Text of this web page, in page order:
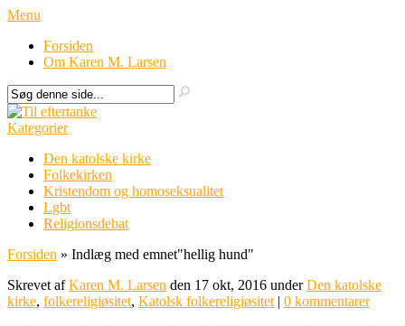
Menu
Forsiden
Om Karen M. Larsen
Kategorier
Den katolske kirke
Folkekirken
Kristendom og homoseksualitet
Lgbt
Religionsdebat
Forsiden » Indlæg med emnet"hellig hund"
Skrevet afKaren M. Larsen den 17 okt, 2016 underDen katolske
kirke, folkereligiøsitet, Katolsk folkereligiøsitet | 0 kommentarer